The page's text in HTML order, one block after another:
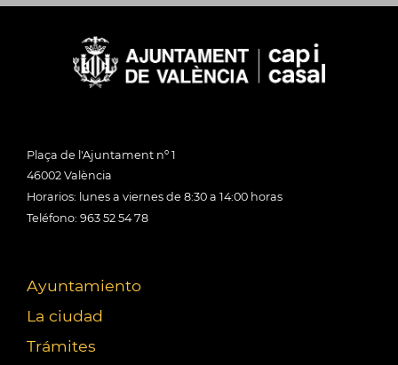
Plaça de l'Ajuntament nº 1
46002 València
Horarios: lunes a viernes de 8:30 a 14:00 horas
Teléfono: 963 52 54 78
Ayuntamiento
La ciudad
Trámites